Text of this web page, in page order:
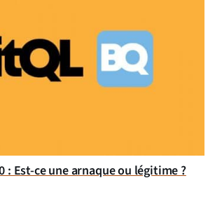
: Est-ce une arnaque ou légitime ?